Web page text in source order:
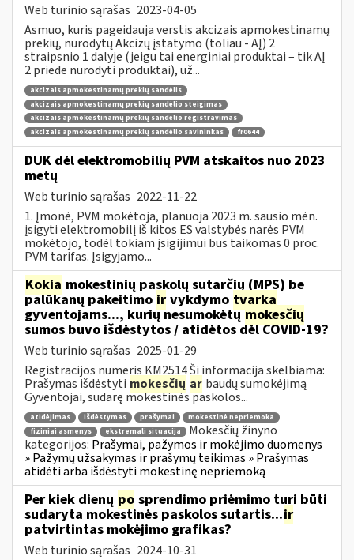
Web turinio sąrašas 2023-04-05
Asmuo, kuris pageidauja verstis akcizais apmokestinamų
prekių, nurodytų Akcizų įstatymo (toliau - AĮ) 2
straipsnio 1 dalyje (jeigu tai energiniai produktai – tik AĮ
2 priede nurodyti produktai), už...
akcizais apmokestinamų prekių sandėlis
akcizais apmokestinamų prekių sandėlio steigimas
akcizais apmokestinamų prekių sandėlio registravimas
akcizais apmokestinamų prekių sandėlio savininkas
fr0644
DUK dėl elektromobilių PVM atskaitos nuo 2023
metų
Web turinio sąrašas 2022-11-22
1. Įmonė, PVM mokėtoja, planuoja 2023 m. sausio mėn.
įsigyti elektromobilį iš kitos ES valstybės narės PVM
mokėtojo, todėl tokiam įsigijimui bus taikomas 0 proc.
PVM tarifas. Įsigyjamo...
Kokia mokestinių paskolų sutarčių (MPS) be
palūkanų pakeitimo ir vykdymo tvarka
gyventojams..., kurių nesumokėtųmokesčių
sumos buvo išdėstytos / atidėtos dėl COVID-19?
Web turinio sąrašas 2025-01-29
Registracijos numeris KM2514 Ši informacija skelbiama:
Prašymas išdėstyti mokesčių ar baudų sumokėjimą
Gyventojai, sudarę mokestinės paskolos...
atidėjimas išdėstymas prašymai
mokestinė nepriemoka
fiziniai asmenys
ekstremali situacija
Mokesčių žinyno
kategorijos: Prašymai, pažymos ir mokėjimo duomenys
» Pažymų užsakymas ir prašymų teikimas » Prašymas
atidėti arba išdėstyti mokestinę nepriemoką
Per kiek dienų po sprendimo priėmimo turi būti
sudaryta mokestinės paskolos sutartis...ir
patvirtintas mokėjimo grafikas?
Web turinio sąrašas 2024-10-31